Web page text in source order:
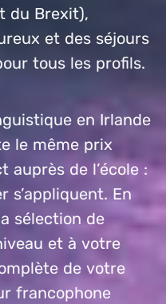
du Brexit),
et des séjours
tous les profils.
en Irlande
le même prix
auprès de l’école :
s’appliquent. En
sélection de
et à votre
de votre
francophone